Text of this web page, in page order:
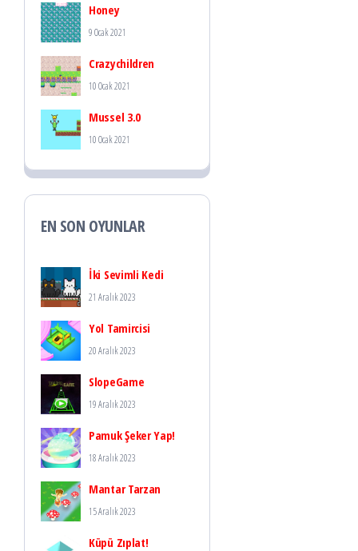
Honey
9 Ocak 2021
Crazychildren
10 Ocak 2021
Mussel 3.0
10 Ocak 2021
EN SON OYUNLAR
İki Sevimli Kedi
21 Aralık 2023
Yol Tamircisi
20 Aralık 2023
SlopeGame
19 Aralık 2023
Pamuk Şeker Yap!
18 Aralık 2023
Mantar Tarzan
15 Aralık 2023
Küpü Zıplat!